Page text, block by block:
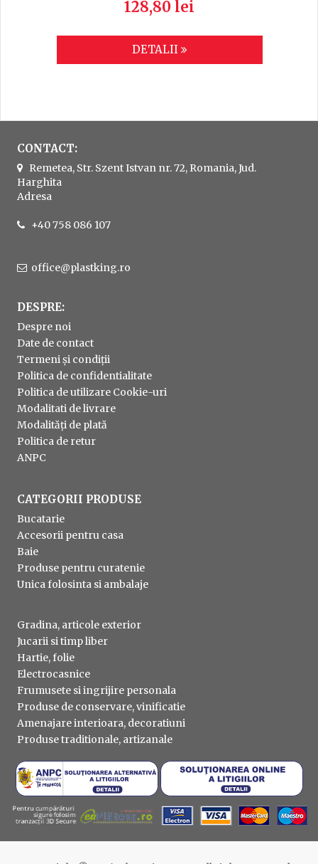
128,80 lei
DETALII
CONTACT:
Remetea, Str. Szent Istvan nr. 72, Romania, Jud.
Harghita
Adresa
+40 758 086 107
office@plastking.ro
DESPRE:
Despre noi
Date de contact
Termeni și condiții
Politica de confidentialitate
Politica de utilizare Cookie-uri
Modalitati de livrare
Modalități de plată
Politica de retur
ANPC
CATEGORII PRODUSE
Bucatarie
Accesorii pentru casa
Baie
Produse pentru curatenie
Unica folosinta si ambalaje
Gradina, articole exterior
Jucarii si timp liber
Hartie, folie
Electrocasnice
Frumusete si ingrijire personala
Produse de conservare, vinificatie
Amenajare interioara, decoratiuni
Produse traditionale, artizanale